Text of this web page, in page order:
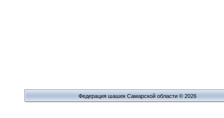
Федерация шашек Самарской области © 2026